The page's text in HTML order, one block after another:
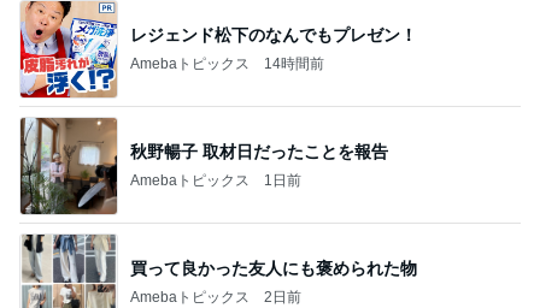
レジェンド松下のなんでもプレゼン！
Amebaトピックス 14時間前
秋野暢子 取材日だったことを報告
Amebaトピックス 1日前
買って良かった友人にも褒められた物
Amebaトピックス 2日前